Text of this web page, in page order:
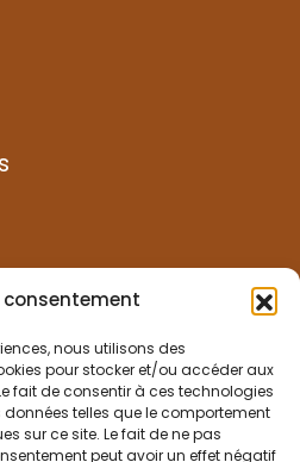
consentement
nous utilisons des
pour stocker et/ou accéder aux
fait de consentir à ces technologies
telles que le comportement
sur ce site. Le fait de ne pas
peut avoir un effet négatif